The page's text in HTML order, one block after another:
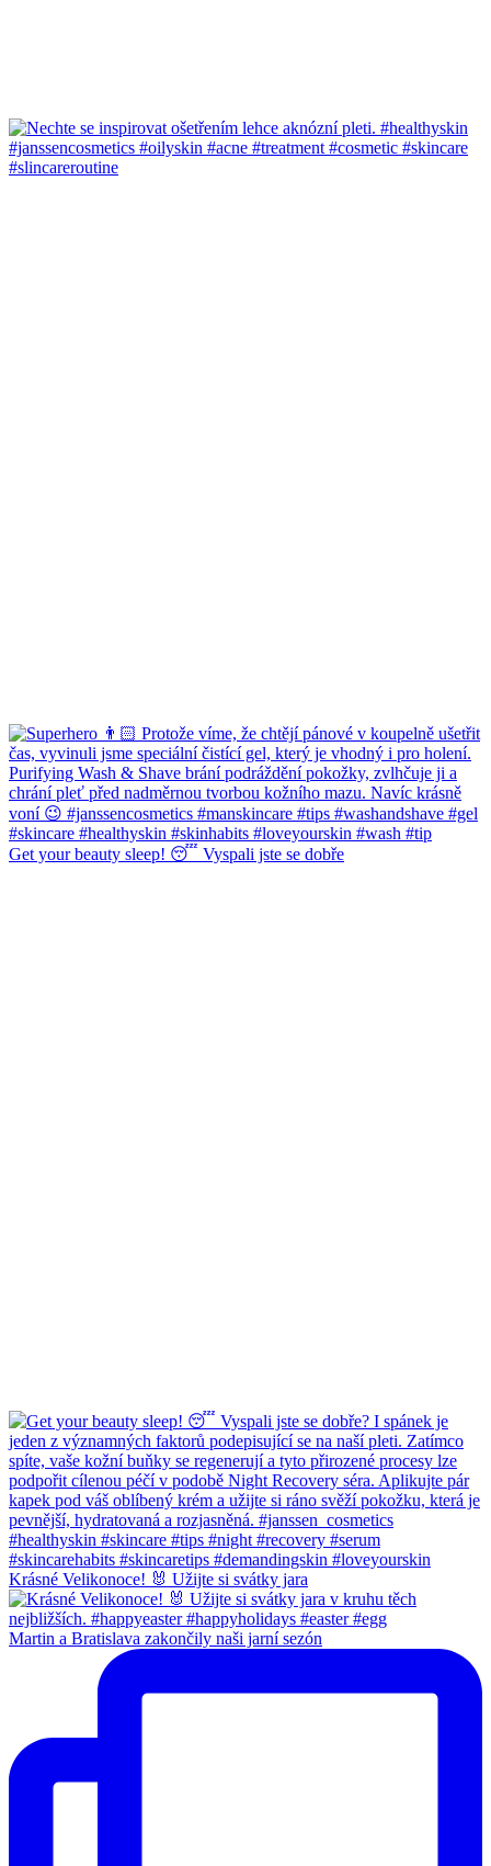
Get your beauty sleep! 😴 Vyspali jste se dobře
Krásné Velikonoce! 🐰 Užijte si svátky jara
Martin a Bratislava zakončily naši jarní sezón